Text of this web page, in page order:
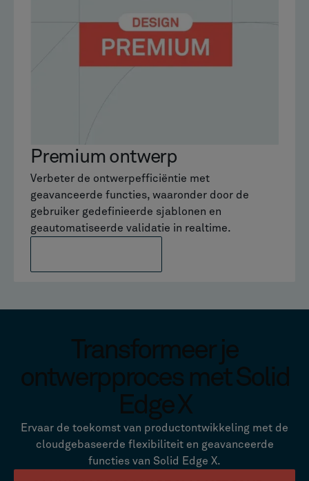
Premium ontwerp
Verbeter de ontwerpefficiëntie met
geavanceerde functies, waaronder door de
gebruiker gedefinieerde sjablonen en
geautomatiseerde validatie in realtime.
Transformeer je
ontwerpproces met Solid
Edge X
Ervaar de toekomst van productontwikkeling met de
cloudgebaseerde flexibiliteit en geavanceerde
functies van Solid Edge X.